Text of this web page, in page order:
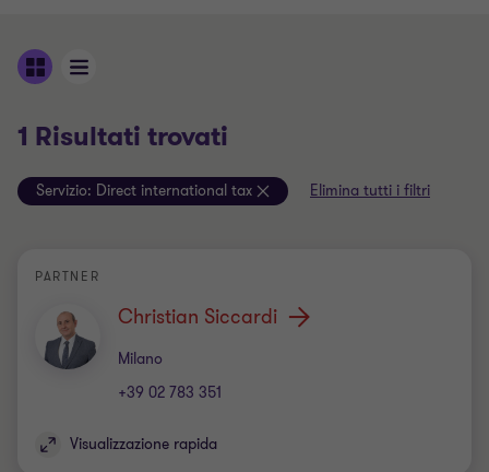
1 Risultati trovati
Servizio: Direct international tax Elimina tutti i filtri
PARTNER
Christian Siccardi
Milano
Ufficio
+39 02 783 351
Visualizzazione rapida